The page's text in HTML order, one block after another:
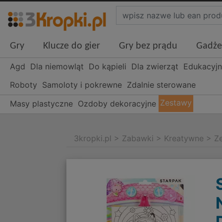
Gry Klucze do gier Gry bez prądu
Agd Dla niemowląt Do kąpieli Dla zwierząt
Roboty Samoloty i pokrewne Zdalnie sterowane
Masy plastyczne Ozdoby dekoracyjne Zestawy
3kropki.pl > Zabawki > Kreatywne >